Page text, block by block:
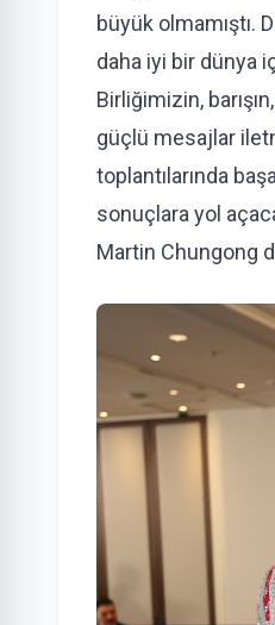
büyük olmamıştı.
daha iyi bir dünya
Birliğimizin,
güçlü mesajlar
toplantılarında
sonuçlara yol
Martin Chungong